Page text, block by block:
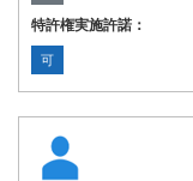
特許権実施許諾：
可